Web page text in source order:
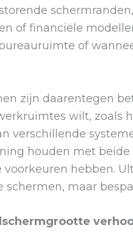
of financiële
of
zijn daarentegen
wilt, zoals
verschillende
houden met beide
voorkeuren hebben.
schermen, maar